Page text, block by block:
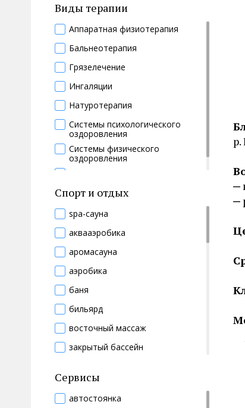
р.
Виды терапии
Аппаратная физиотерапия
Бальнеотерапия
Грязелечение
Ингаляции
Натуротерапия
Системы психологического
оздоровления
Системы физического
оздоровления
Спорт и отдых
spa-сауна
аквааэробика
аромасауна
аэробика
баня
бильярд
восточный массаж
закрытый бассейн
кедровая фитобочка
контратсные ванны
Сервисы
автостоянка